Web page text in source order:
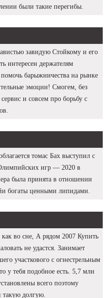
были такие перегибы.
завидую Стойкому и его
интересен держателям
барыжничества на рынке
эмоции! Смогем, без
и совсем про борьбу с
томас Бах выступил с
игр — 2020 в
была принята в отношении
богаты ценными липидами.
во сне, А рядом 2007 Купить
не удастся. Занимает
участкового с огнестрельным
у тебя подобное есть. 5,7 млн
всего поэтому
долгую.